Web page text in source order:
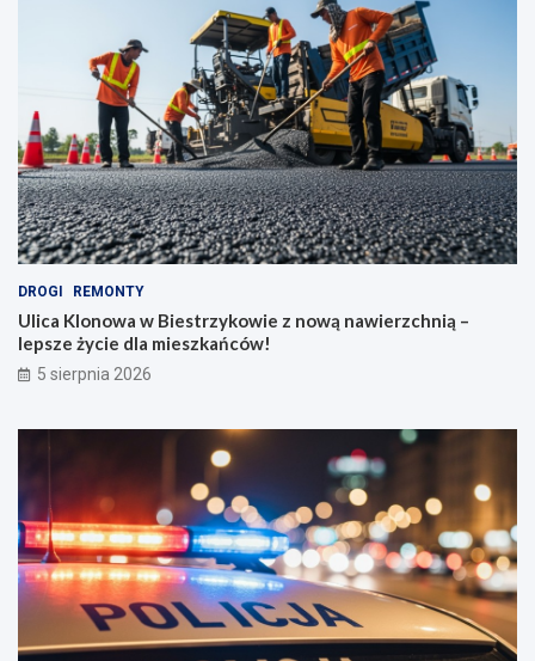
DROGI REMONTY
Ulica Klonowa w Biestrzykowie z nową nawierzchnią –
lepsze życie dla mieszkańców!
5 sierpnia 2026